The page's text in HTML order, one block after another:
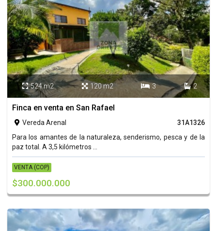
 524 m2  120 m2  3  2
Finca en venta en San Rafael
 Vereda Arenal
31A1326
Para los amantes de la naturaleza, senderismo, pesca y de la
paz total. A 3,5 kilómetros ...
VENTA (COP)
$300.000.000